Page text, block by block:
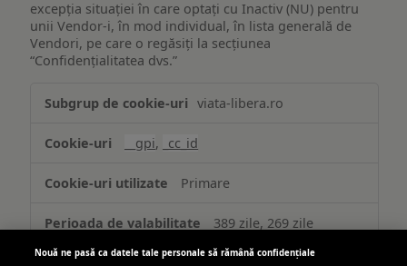
excepția situației în care optați cu Inactiv (NU) pentru
unii Vendor-i, în mod individual, în lista generală de
Vendori, pe care o regăsiți la secțiunea
“Confidențialitatea dvs.”
țintită
viata-libera.ro
__gpi, _cc_id
Primare
389 zile, 269 zile
Nouă ne pasă ca datele tale personale să rămână confidențiale